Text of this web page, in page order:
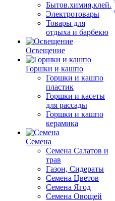
Бытов.химия,клей.
Электротовары
Товары для
отдыха и барбекю
Освещение
Горшки и кашпо
Горшки и кашпо
пластик
Горшки и касеты
для рассады
Горшки и кашпо
керамика
Семена
Семена Салатов и
трав
Газон, Сидераты
Семена Цветов
Семена Ягод
Семена Овощей